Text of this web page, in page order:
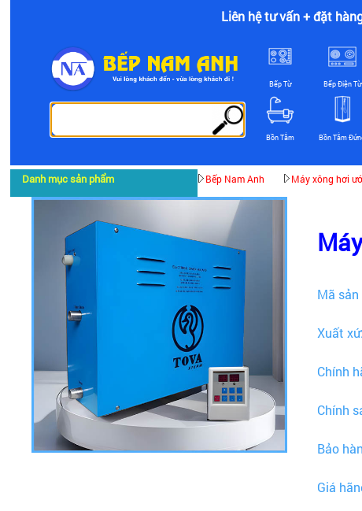
Liên hệ tư vấn + đặt
Bếp Từ Bếp Điện Từ
Bồn Tắm Bồn Tắm
Danh mục sản phẩm Bếp Nam Anh Máy xông hơi
Mã
Xuất xứ:
Chính
Chính
Bảo
Giá